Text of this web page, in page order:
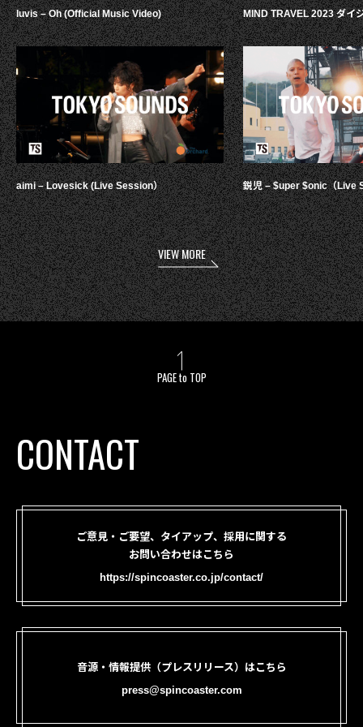
luvis – Oh (Official Music Video)
aimi – Lovesick (Live Session）
MIND TRAVEL 2023 ダイ
鋭児 – $uper $onic（Live
VIEW MORE
PAGE to TOP
CONTACT
ご意見・ご要望、タイアップ、採用に関する
お問い合わせはこちら
https://spincoaster.co.jp/contact/
音源・情報提供（プレスリリース）はこちら
press@spincoaster.com